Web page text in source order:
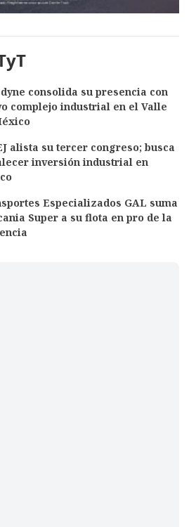
consolida su presencia con
complejo industrial en el Valle
alista su tercer congreso; busca
inversión industrial en
Especializados GAL suma
Super a su flota en pro de la